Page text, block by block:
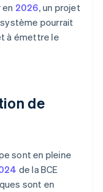
2026, un projet
pourrait
à émettre le
de
sont en pleine
de la BCE
sont en